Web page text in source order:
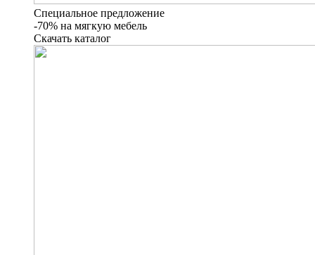
Специальное предложение
-70% на мягкую мебель
Скачать каталог